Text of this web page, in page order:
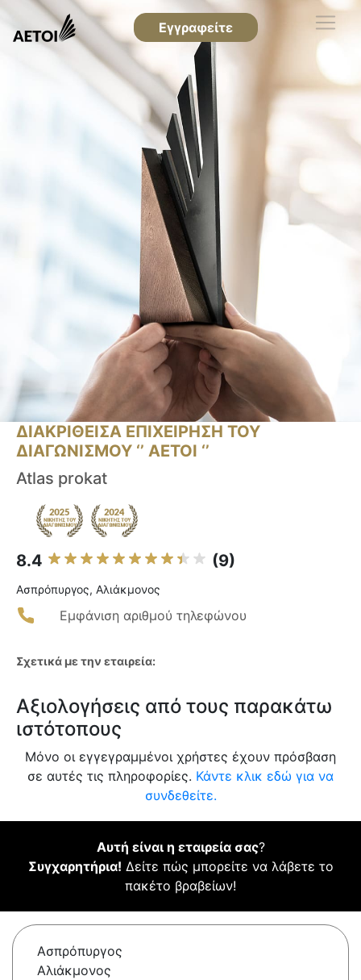
Εγγραφείτε
ΔΙΑΚΡΙΘΕΙΣΑ ΕΠΙΧΕΙΡΗΣΗ ΤΟΥ
ΔΙΑΓΩΝΙΣΜΟΥ ‘’ ΑΕΤΟΙ ‘’
Atlas prokat
8.4 (9)
Ασπρόπυργος, Αλιάκμονος
Εμφάνιση αριθμού τηλεφώνου
Σχετικά με την εταιρεία:
Αξιολογήσεις από τους παρακάτω
ιστότοπους
Μόνο οι εγγεγραμμένοι χρήστες έχουν πρόσβαση
σε αυτές τις πληροφορίες. Κάντε κλικ εδώ για να
συνδεθείτε.
Αυτή είναι η εταιρεία σας?
Συγχαρητήρια! Δείτε πώς μπορείτε να λάβετε το
πακέτο βραβείων!
Ασπρόπυργος
Αλιάκμονος